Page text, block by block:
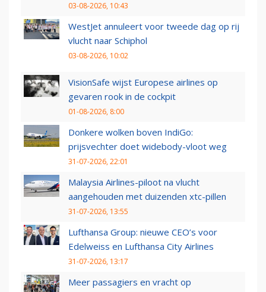
03-08-2026, 10:43
WestJet annuleert voor tweede dag op rij
vlucht naar Schiphol
03-08-2026, 10:02
VisionSafe wijst Europese airlines op
gevaren rook in de cockpit
01-08-2026, 8:00
Donkere wolken boven IndiGo:
prijsvechter doet widebody-vloot weg
31-07-2026, 22:01
Malaysia Airlines-piloot na vlucht
aangehouden met duizenden xtc-pillen
31-07-2026, 13:55
Lufthansa Group: nieuwe CEO’s voor
Edelweiss en Lufthansa City Airlines
31-07-2026, 13:17
Meer passagiers en vracht op